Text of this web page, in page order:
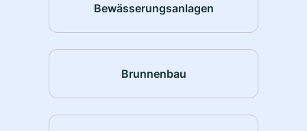
Bewässerungsanlagen
Brunnenbau